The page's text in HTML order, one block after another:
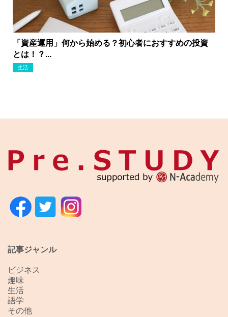
「資産運用」何から始める？初心者におすすめの投資
とは！？...
生活
記事ジャンル
ビジネス
趣味
生活
語学
その他